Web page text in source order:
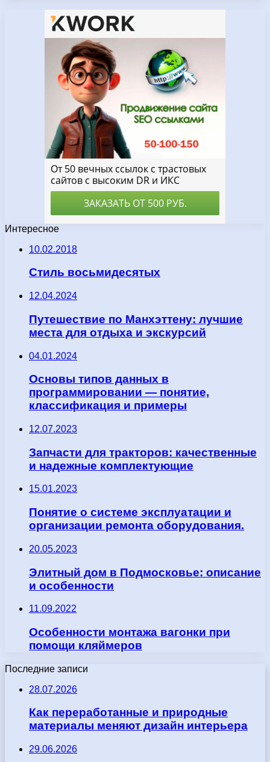
Интересное
10.02.2018
Стиль восьмидесятых
12.04.2024
Путешествие по Манхэттену: лучшие
места для отдыха и экскурсий
04.01.2024
Основы типов данных в
программировании — понятие,
классификация и примеры
12.07.2023
Запчасти для тракторов: качественные
и надежные комплектующие
15.01.2023
Понятие о системе эксплуатации и
организации ремонта оборудования.
20.05.2023
Элитный дом в Подмосковье: описание
и особенности
11.09.2022
Особенности монтажа вагонки при
помощи кляймеров
Последние записи
28.07.2026
Как переработанные и природные
материалы меняют дизайн интерьера
29.06.2026